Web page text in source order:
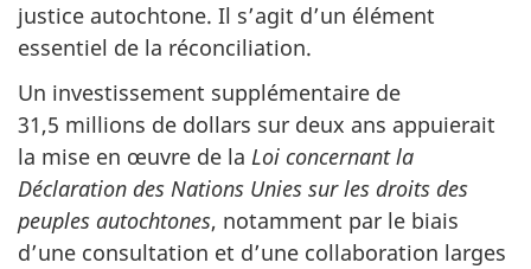
justice autochtone. Il s’agit d’un élément
essentiel de la réconciliation.
Un investissement supplémentaire de
31,5 millions de dollars sur deux ans appuierait
la mise en œuvre de la Loi concernant la
Déclaration des Nations Unies sur les droits des
peuples autochtones, notamment par le biais
d’une consultation et d’une collaboration larges